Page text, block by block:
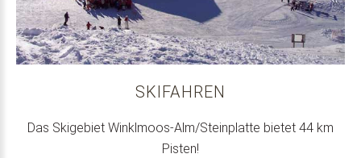
SKIFAHREN
Das Skigebiet Winklmoos-Alm/Steinplatte bietet 44 km
Pisten!